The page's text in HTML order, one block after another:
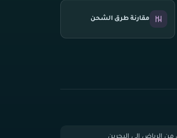
مقارنة طرق الشحن